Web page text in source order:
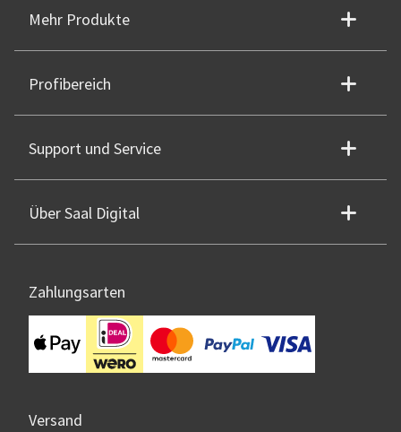
Mehr Produkte
Profibereich
Support und Service
Über Saal Digital
Zahlungsarten
Versand